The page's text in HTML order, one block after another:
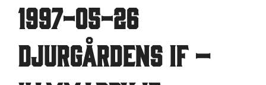
1997-05-26
Djurgårdens IF –